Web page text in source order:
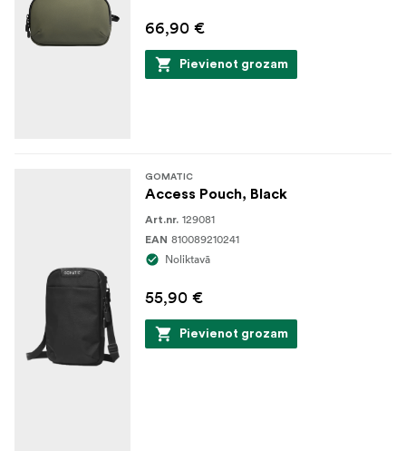
66,90 €
Pievienot grozam
GOMATIC
Access Pouch, Black
Art.nr. 129081
EAN 810089210241
Noliktavā
55,90 €
Pievienot grozam